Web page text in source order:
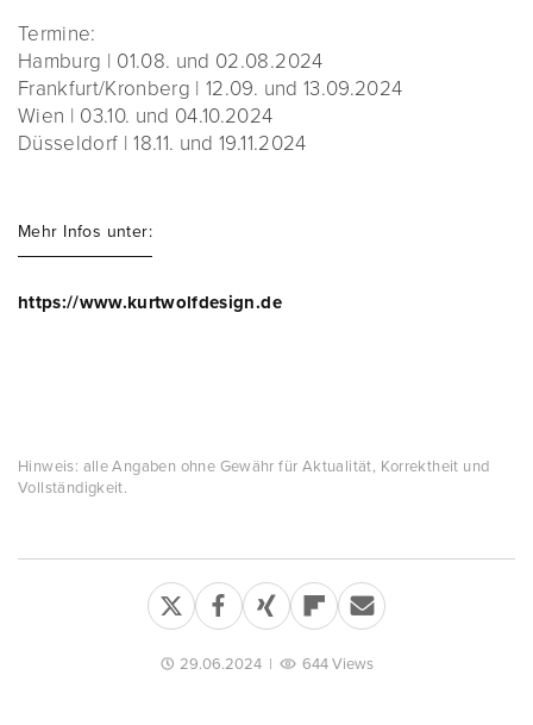
Termine:
Hamburg | 01.08. und 02.08.2024
Frankfurt/Kronberg | 12.09. und 13.09.2024
Wien | 03.10. und 04.10.2024
Düsseldorf | 18.11. und 19.11.2024
Mehr Infos unter:
https://www.kurtwolfdesign.de
Hinweis: alle Angaben ohne Gewähr für Aktualität, Korrektheit und
Vollständigkeit.
29.06.2024 | 644 Views